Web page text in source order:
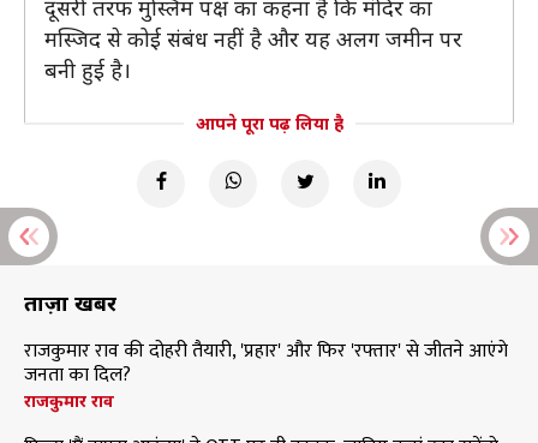
दूसरी तरफ मुस्लिम पक्ष का कहना है कि मंदिर का
मस्जिद से कोई संबंध नहीं है और यह अलग जमीन पर
बनी हुई है।
आपने पूरा पढ़ लिया है
ताज़ा खबरें
राजकुमार राव की दोहरी तैयारी, 'प्रहार' और फिर 'रफ्तार' से जीतने आएंगे
जनता का दिल?
राजकुमार राव